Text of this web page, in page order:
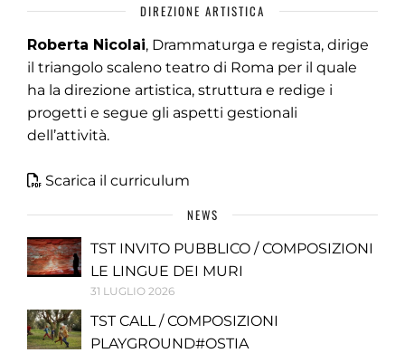
DIREZIONE ARTISTICA
Roberta Nicolai, Drammaturga e regista, dirige
il triangolo scaleno teatro di Roma per il quale
ha la direzione artistica, struttura e redige i
progetti e segue gli aspetti gestionali
dell’attività.
Scarica il curriculum
NEWS
TST INVITO PUBBLICO / COMPOSIZIONI
LE LINGUE DEI MURI
31 LUGLIO 2026
TST CALL / COMPOSIZIONI
PLAYGROUND#OSTIA